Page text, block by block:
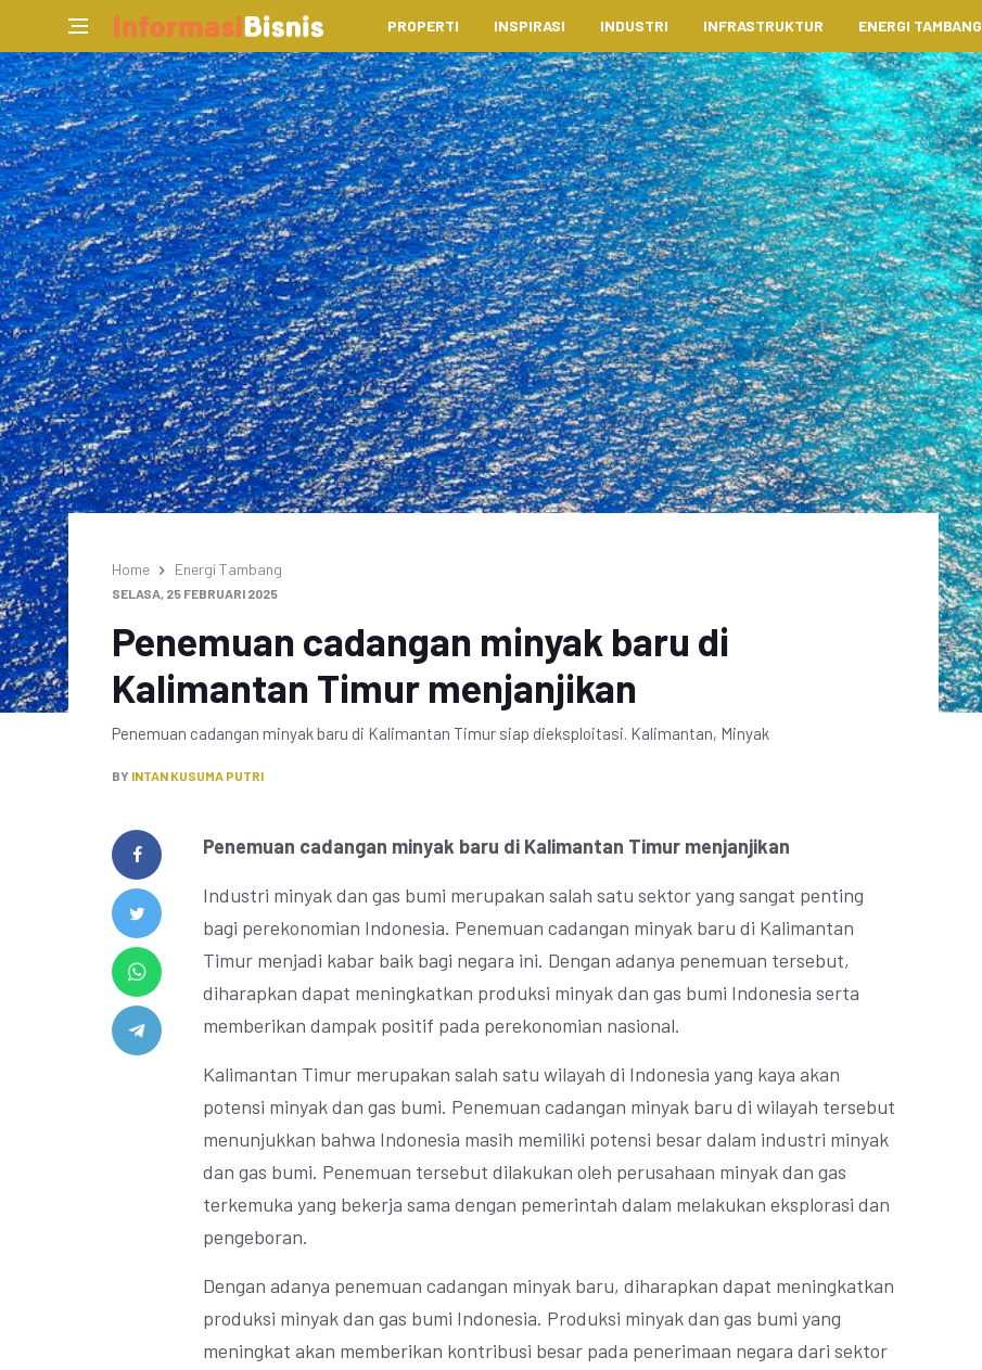
PROPERTI INSPIRASI INDUSTRI INFRASTRUKTUR ENERGI TAMBANG
Home Energi Tambang
SELASA, 25 FEBRUARI 2025
Penemuan cadangan minyak baru di
Kalimantan Timur menjanjikan
Penemuan cadangan minyak baru di Kalimantan Timur siap dieksploitasi. Kalimantan, Minyak
BY INTAN KUSUMA PUTRI
Penemuan cadangan minyak baru di Kalimantan Timur menjanjikan
Industri minyak dan gas bumi merupakan salah satu sektor yang sangat penting
bagi perekonomian Indonesia. Penemuan cadangan minyak baru di Kalimantan
Timur menjadi kabar baik bagi negara ini. Dengan adanya penemuan tersebut,
diharapkan dapat meningkatkan produksi minyak dan gas bumi Indonesia serta
memberikan dampak positif pada perekonomian nasional.
Kalimantan Timur merupakan salah satu wilayah di Indonesia yang kaya akan
potensi minyak dan gas bumi. Penemuan cadangan minyak baru di wilayah tersebut
menunjukkan bahwa Indonesia masih memiliki potensi besar dalam industri minyak
dan gas bumi. Penemuan tersebut dilakukan oleh perusahaan minyak dan gas
terkemuka yang bekerja sama dengan pemerintah dalam melakukan eksplorasi dan
pengeboran.
Dengan adanya penemuan cadangan minyak baru, diharapkan dapat meningkatkan
produksi minyak dan gas bumi Indonesia. Produksi minyak dan gas bumi yang
meningkat akan memberikan kontribusi besar pada penerimaan negara dari sektor